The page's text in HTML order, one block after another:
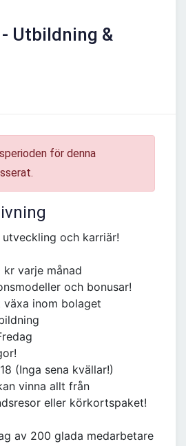
Utbildning &
för denna
och karriär!
kr varje månad
och bonusar!
inom bolaget
(Inga sena kvällar!)
vinna allt från
eller körkortspaket!
av 200 glada medarbetare